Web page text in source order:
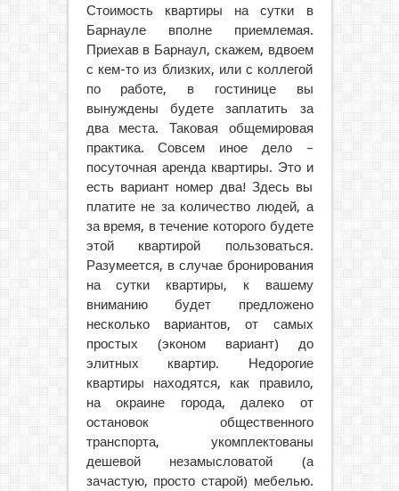
Стоимость квартиры на сутки в
Барнауле вполне приемлемая.
Приехав в Барнаул, скажем, вдвоем
с кем-то из близких, или с коллегой
по работе, в гостинице вы
вынуждены будете заплатить за
два места. Таковая общемировая
практика. Совсем иное дело –
посуточная аренда квартиры. Это и
есть вариант номер два! Здесь вы
платите не за количество людей, а
за время, в течение которого будете
этой квартирой пользоваться.
Разумеется, в случае бронирования
на сутки квартиры, к вашему
вниманию будет предложено
несколько вариантов, от самых
простых (эконом вариант) до
элитных квартир. Недорогие
квартиры находятся, как правило,
на окраине города, далеко от
остановок общественного
транспорта, укомплектованы
дешевой незамысловатой (а
зачастую, просто старой) мебелью.